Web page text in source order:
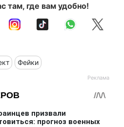
там, где вам удобно!
Фейки